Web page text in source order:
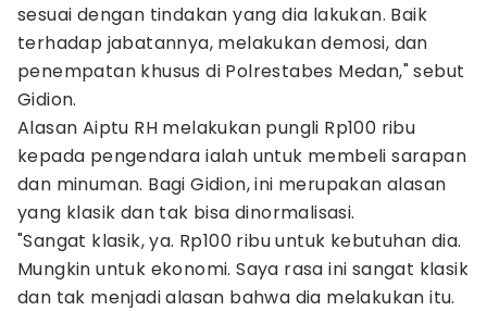
sesuai dengan tindakan yang dia lakukan. Baik
terhadap jabatannya, melakukan demosi, dan
penempatan khusus di Polrestabes Medan," sebut
Gidion.
Alasan Aiptu RH melakukan pungli Rp100 ribu
kepada pengendara ialah untuk membeli sarapan
dan minuman. Bagi Gidion, ini merupakan alasan
yang klasik dan tak bisa dinormalisasi.
"Sangat klasik, ya. Rp100 ribu untuk kebutuhan dia.
Mungkin untuk ekonomi. Saya rasa ini sangat klasik
dan tak menjadi alasan bahwa dia melakukan itu.